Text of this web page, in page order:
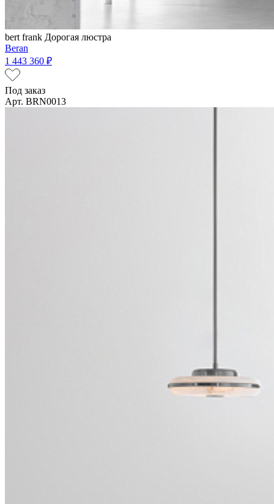
bert frank Дорогая люстра
Beran
1 443 360 ₽
Под заказ
Арт. BRN0013